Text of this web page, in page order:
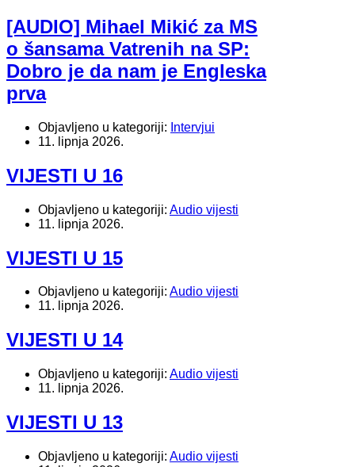
[AUDIO] Mihael Mikić za MS
o šansama Vatrenih na SP:
Dobro je da nam je Engleska
prva
Objavljeno u kategoriji: Intervjui
11. lipnja 2026.
VIJESTI U 16
Objavljeno u kategoriji: Audio vijesti
11. lipnja 2026.
VIJESTI U 15
Objavljeno u kategoriji: Audio vijesti
11. lipnja 2026.
VIJESTI U 14
Objavljeno u kategoriji: Audio vijesti
11. lipnja 2026.
VIJESTI U 13
Objavljeno u kategoriji: Audio vijesti